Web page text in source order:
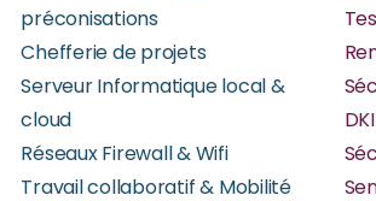
préconisations
Chefferie de projets
Serveur Informatique local &
cloud
Réseaux Firewall & Wifi
Travail collaboratif & Mobilité